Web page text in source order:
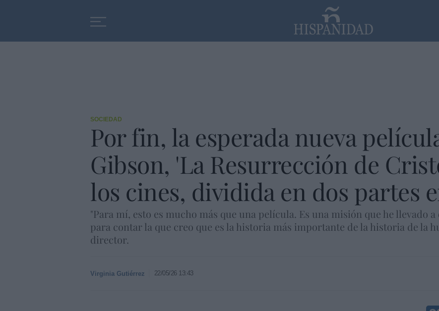
SOCIEDAD
Por fin, la esperada nueva
Gibson, 'La Resurrección de
los cines, dividida en dos partes
"Para mí, esto es mucho más que una película. Es una misión que he llevado
para contar la que creo que es la historia más importante de la historia de la
director.
Virginia Gutiérrez 22/05/26 13:43